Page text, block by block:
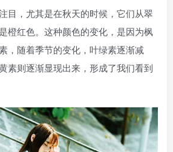
目，尤其是在秋天的时候，它们从翠
橙红色。这种颜色的变化，是因为枫
，随着季节的变化，叶绿素逐渐减
素则逐渐显现出来，形成了我们看到